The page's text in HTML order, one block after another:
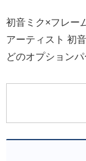
初音ミク×フレー
アーティスト 初
どのオプション